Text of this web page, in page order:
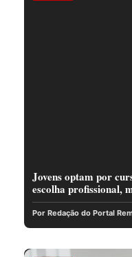
Jovens optam por
escolha profissional,
Por Redação do Portal